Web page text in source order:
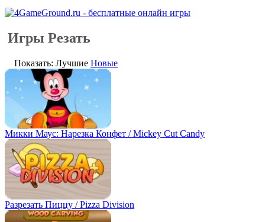
Игры Резать
Показать: Лучшие Новые
Микки Маус: Нарезка Конфет / Mickey Cut Candy
Разрезать Пиццу / Pizza Division